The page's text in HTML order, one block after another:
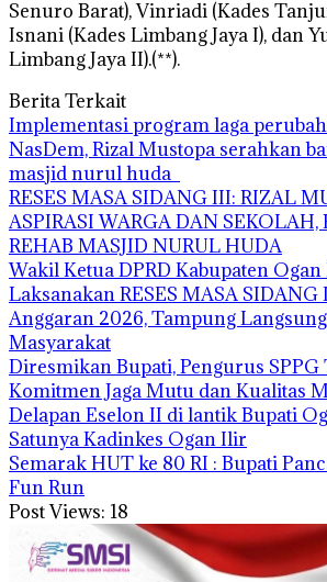
Senuro Barat), Vinriadi (Kades
Isnani (Kades Limbang Jaya I), dan
Limbang Jaya II).(**).
Berita Terkait
Implementasi program laga
NasDem, Rizal Mustopa serahkan
masjid nurul huda
RESES MASA SIDANG III: RIZAL
ASPIRASI WARGA DAN SEKOLAH,
REHAB MASJID NURUL HUDA
Wakil Ketua DPRD Kabupaten
Laksanakan RESES MASA
Anggaran 2026, Tampung
Masyarakat
Diresmikan Bupati, Pengurus SPPG
Komitmen Jaga Mutu dan Kualitas
Delapan Eselon II di lantik Bupati
Satunya Kadinkes Ogan Ilir
Semarak HUT ke 80 RI : Bupati
Fun Run
Post Views: 18